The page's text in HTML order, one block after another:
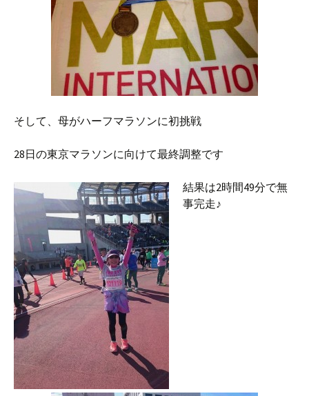
そして、母がハーフマラソンに初挑戦
28日の東京マラソンに向けて最終調整です
結果は2時間49分で無
事完走♪